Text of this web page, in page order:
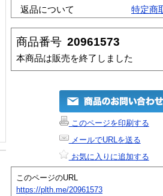
返品について
特定商
商品番号 20961573
本商品は販売を終了しました
このページを印刷する
メールでURLを送る
お気に入りに追加する
このページのURL
https://plth.me/20961573